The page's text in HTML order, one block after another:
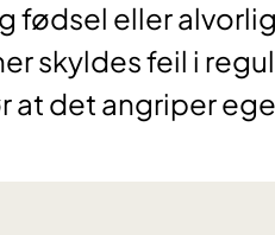
fødsel eller
skyldes feil i
at det angriper